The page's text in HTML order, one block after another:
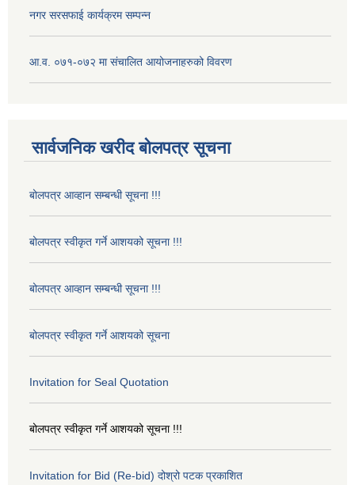
नगर सरसफाई कार्यक्रम सम्पन्न
आ.व. ०७१-०७२ मा संचालित आयोजनाहरुको विवरण
सार्वजनिक खरीद बोलपत्र सूचना
बोलपत्र आव्हान सम्बन्धी सूचना !!!
बोलपत्र स्वीकृत गर्ने आशयको सूचना !!!
बोलपत्र आव्हान सम्बन्धी सूचना !!!
बोलपत्र स्वीकृत गर्ने आशयको सूचना
Invitation for Seal Quotation
बोलपत्र स्वीकृत गर्ने आशयको सूचना !!!
Invitation for Bid (Re-bid) दोश्रो पटक प्रकाशित